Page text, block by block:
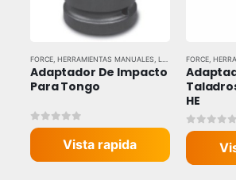
FORCE, HERRAMIENTAS MANUALES, LLAVES Y DADOS
Adaptador De Impacto
Para Tongo
0out of 5
Vista rapida
FORCE,
HE
0out